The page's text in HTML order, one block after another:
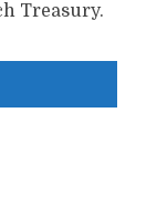
Treasury.